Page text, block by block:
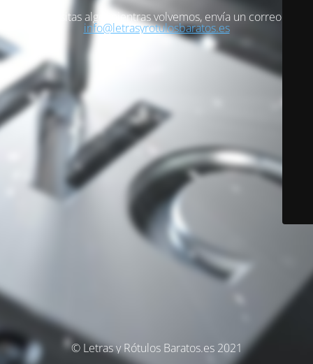
Si necesitas algo mientras volvemos, envía un correo a
info@letrasyrotulosbaratos.es
© Letras y Rótulos Baratos.es 2021